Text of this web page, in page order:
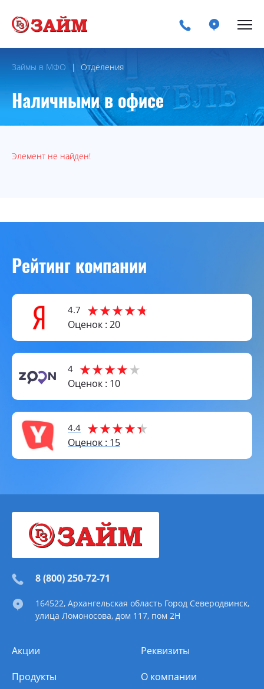
Займы в МФО Отделения
Наличными в офисе
Элемент не найден!
Рейтинг компании
4.7
Оценок : 20
4
Оценок : 10
4.4
Оценок : 15
8 (800) 250-72-71
164522, Архангельская область Город Северодвинск,
улица Ломоносова, дом 117, пом 2Н
Акции
Продукты
Реквизиты
О компании